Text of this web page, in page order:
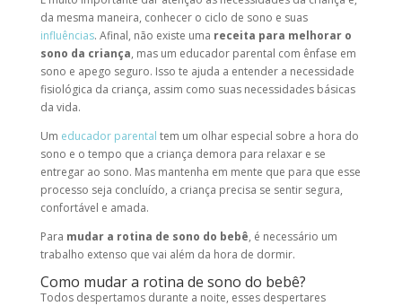
da mesma maneira, conhecer o ciclo de sono e suas
influências. Afinal, não existe uma receita para melhorar o
sono da criança, mas um educador parental com ênfase em
sono e apego seguro. Isso te ajuda a entender a necessidade
fisiológica da criança, assim como suas necessidades básicas
da vida.
Um educador parental tem um olhar especial sobre a hora do
sono e o tempo que a criança demora para relaxar e se
entregar ao sono. Mas mantenha em mente que para que esse
processo seja concluído, a criança precisa se sentir segura,
confortável e amada.
Para mudar a rotina de sono do bebê, é necessário um
trabalho extenso que vai além da hora de dormir.
Como mudar a rotina de sono do bebê?
Todos despertamos durante a noite, esses despertares